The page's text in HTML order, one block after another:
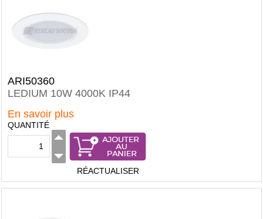
ARI50360
LEDIUM 10W 4000K IP44
En savoir plus
QUANTITÉ
RÉACTUALISER